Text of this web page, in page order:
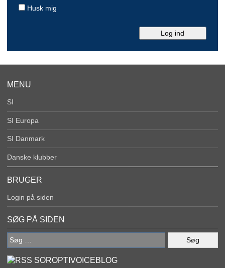
Husk mig
MENU
SI
SI Europa
SI Danmark
Danske klubber
BRUGER
Login på siden
SØG PÅ SIDEN
Søg
efter:
SOROPTIVOICEBLOG